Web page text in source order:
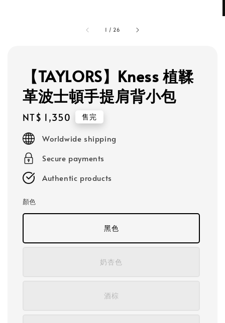
1 / 26
【TAYLORS】Kness 植鞣
革波士頓手提肩背小包
Regular
price
NT$ 1,350 售完
Worldwide shipping
Secure payments
Authentic products
顏色
黑色
奶杏色
酒棕